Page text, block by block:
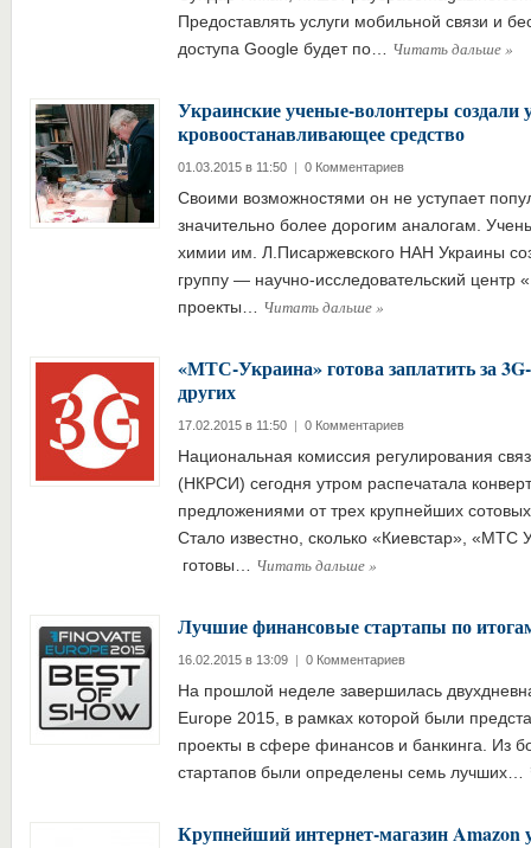
Предоставлять услуги мобильной связи и
доступа Google будет по… Читать дальше»
Украинские ученые-волонтеры создали
кровоостанавливающее средство
01.03.2015 в 11:50 | 0 Комментариев
Своими возможностями он не уступает
значительно более дорогим аналогам.
химии им. Л.Писаржевского НАН Украины
группу — научно-исследовательский центр
проекты… Читать дальше»
«МТС-Украина» готова заплатить за
других
17.02.2015 в 11:50 | 0 Комментариев
Национальная комиссия регулирования
(НКРСИ) сегодня утром распечатала
предложениями от трех крупнейших
Стало известно, сколько «Киевстар», «МТС
готовы… Читать дальше»
Лучшие финансовые стартапы по
16.02.2015 в 13:09 | 0 Комментариев
На прошлой неделе завершилась
Europe 2015, в рамках которой были
проекты в сфере финансов и банкинга. Из
стартапов были определены семь лучших…
Крупнейший интернет-магазин